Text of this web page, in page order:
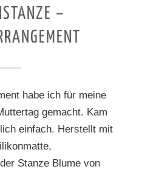
–
habe ich für meine
gemacht. Kam
einfach. Herstellt mit
Stanze Blume von